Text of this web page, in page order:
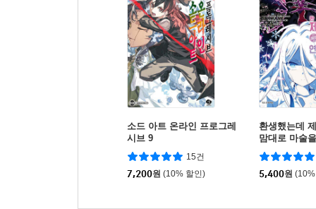
소드 아트 온라인 프로그레
시브 9
15건
7,200원 (10% 할인)
환생했는데
맘대로 마술
21
5,400원